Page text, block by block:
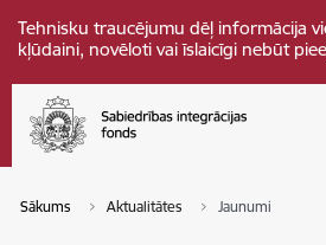
Tehnisku traucējumu dēļ informācija
kļūdaini, novēloti vai īslaicīgi nebūt
Sākums Aktualitātes Jaunumi